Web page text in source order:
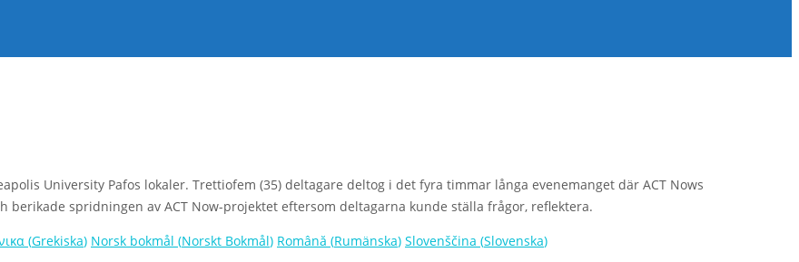
University Pafos lokaler. Trettiofem (35) deltagare deltog i det fyra timmar långa evenemanget där ACT Nows
spridningen av ACT Now-projektet eftersom deltagarna kunde ställa frågor, reflektera.
(Grekiska) Norsk bokmål (Norskt Bokmål) Română (Rumänska) Slovenščina (Slovenska)